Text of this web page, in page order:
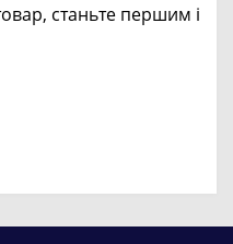
станьте першим і